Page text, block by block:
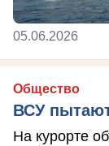
05.06.2026
Общество
ВСУ
На курорте